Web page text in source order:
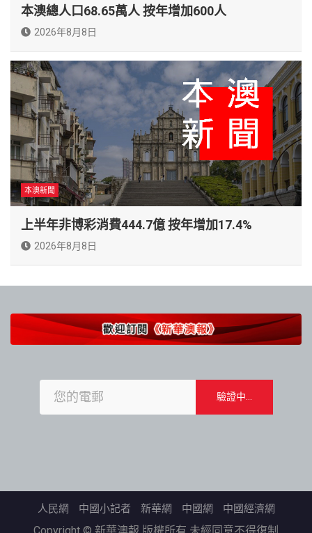
本澳總人口68.65萬人 按年增加600人
2026年8月8日
本澳新聞
上半年非博彩消費444.7億 按年增加17.4%
2026年8月8日
人民網 中國小記者 新華網 中國網 中國經濟網